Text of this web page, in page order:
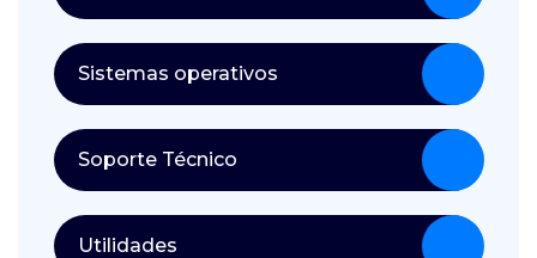
Sistemas operativos
Soporte Técnico
Utilidades